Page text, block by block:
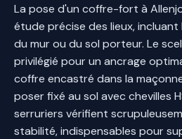
La pose d'un coffre-fort à
étude précise des lieux, incluant
du mur ou du sol porteur. Le
privilégié pour un ancrage
coffre encastré dans la
poser fixé au sol avec chevilles
serruriers vérifient
stabilité, indispensables pour